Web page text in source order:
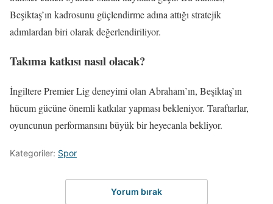
Beşiktaş’ın kadrosunu güçlendirme adına attığı stratejik
adımlardan biri olarak değerlendiriliyor.
Takıma katkısı nasıl olacak?
İngiltere Premier Lig deneyimi olan Abraham’ın, Beşiktaş’ın
hücum gücüne önemli katkılar yapması bekleniyor. Taraftarlar,
oyuncunun performansını büyük bir heyecanla bekliyor.
Kategoriler: Spor
Yorum bırak